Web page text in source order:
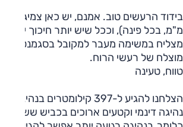
מצליח במשימה מעבר למקובל בסגמנט, ולכך
מוצלח של רעשי הרוח.
טווח, טעינה
הצלחנו להגיע ל-397 קילומטרים
נהיגה דינמי וקטעים ארוכים בכביש שש עם